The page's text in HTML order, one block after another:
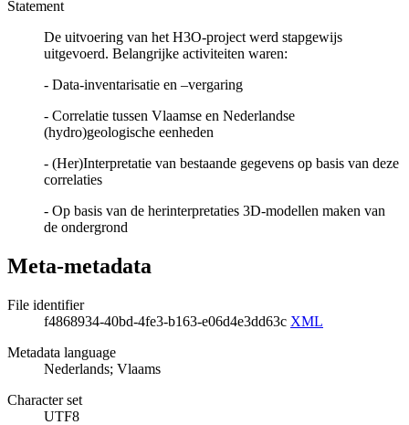
Statement
De uitvoering van het H3O-project werd stapgewijs
uitgevoerd. Belangrijke activiteiten waren:
- Data-inventarisatie en –vergaring
- Correlatie tussen Vlaamse en Nederlandse
(hydro)geologische eenheden
- (Her)Interpretatie van bestaande gegevens op basis van deze
correlaties
- Op basis van de herinterpretaties 3D-modellen maken van
de ondergrond
Meta-metadata
File identifier
f4868934-40bd-4fe3-b163-e06d4e3dd63c XML
Metadata language
Nederlands; Vlaams
Character set
UTF8